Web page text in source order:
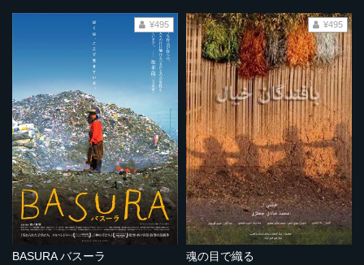
BASURA バスーラ
¥495
魂の目で織る
¥495